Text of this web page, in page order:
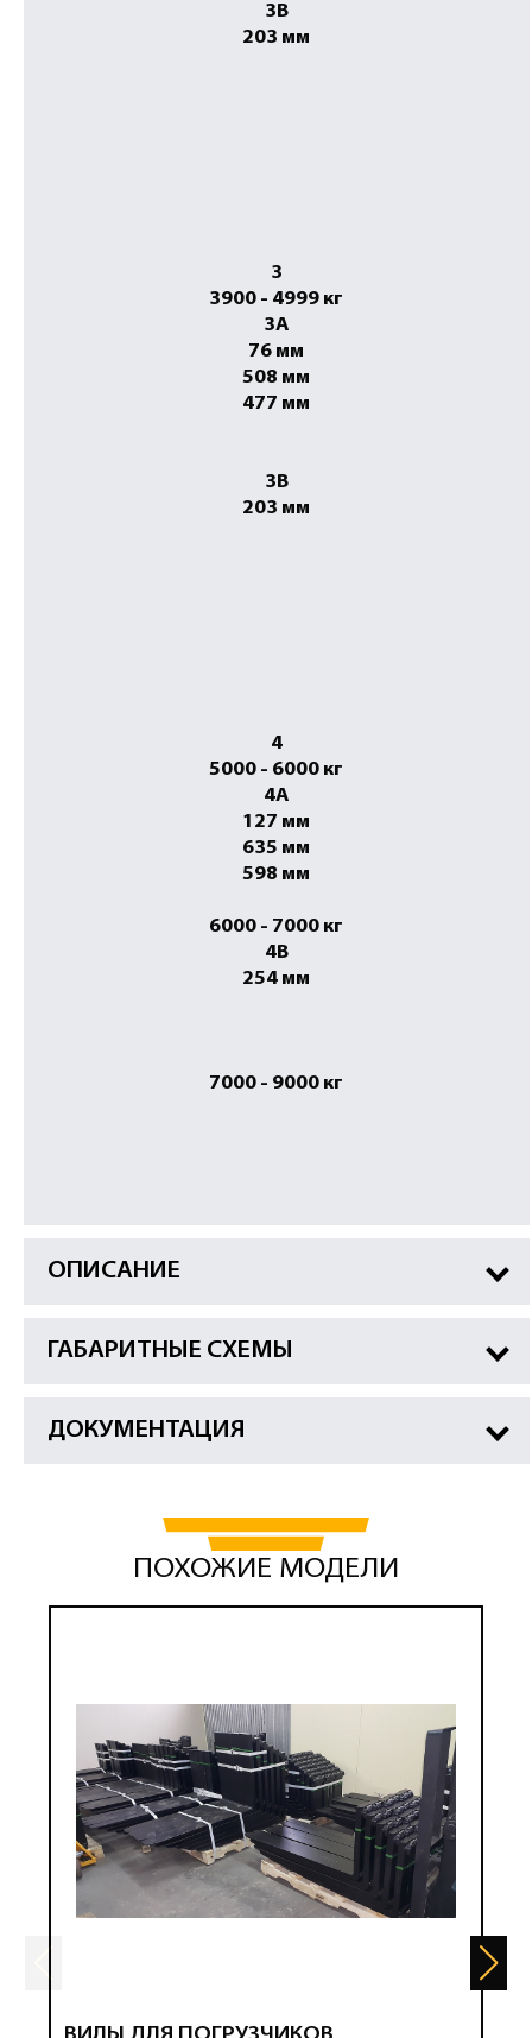
3B
203 мм
3
3900 - 4999 кг
3A
76 мм
508 мм
477 мм
3B
203 мм
4
5000 - 6000 кг
4A
127 мм
635 мм
598 мм
6000 - 7000 кг
4B
254 мм
7000 - 9000 кг
ОПИСАНИЕ
ГАБАРИТНЫЕ СХЕМЫ
ДОКУМЕНТАЦИЯ
ПОХОЖИЕ МОДЕЛИ